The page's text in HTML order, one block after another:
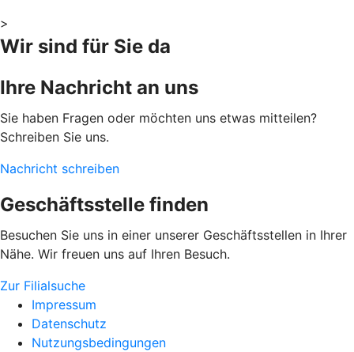
>
Wir sind für Sie da
Ihre Nachricht an uns
Sie haben Fragen oder möchten uns etwas mitteilen?
Schreiben Sie uns.
Nachricht schreiben
Geschäftsstelle finden
Besuchen Sie uns in einer unserer Geschäftsstellen in Ihrer
Nähe. Wir freuen uns auf Ihren Besuch.
Zur Filialsuche
Impressum
Datenschutz
Nutzungsbedingungen